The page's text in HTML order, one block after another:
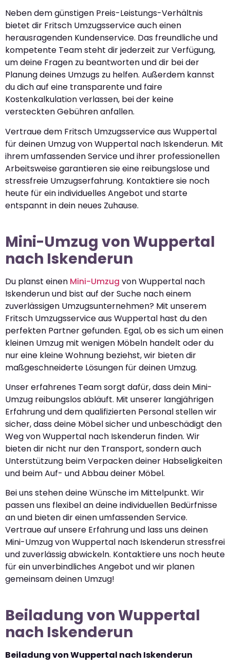
Neben dem günstigen Preis-Leistungs-Verhältnis
bietet dir Fritsch Umzugsservice auch einen
herausragenden Kundenservice. Das freundliche und
kompetente Team steht dir jederzeit zur Verfügung,
um deine Fragen zu beantworten und dir bei der
Planung deines Umzugs zu helfen. Außerdem kannst
du dich auf eine transparente und faire
Kostenkalkulation verlassen, bei der keine
versteckten Gebühren anfallen.
Vertraue dem Fritsch Umzugsservice aus Wuppertal
für deinen Umzug von Wuppertal nach Iskenderun. Mit
ihrem umfassenden Service und ihrer professionellen
Arbeitsweise garantieren sie eine reibungslose und
stressfreie Umzugserfahrung. Kontaktiere sie noch
heute für ein individuelles Angebot und starte
entspannt in dein neues Zuhause.
Mini-Umzug von Wuppertal
nach Iskenderun
Du planst einen Mini-Umzug von Wuppertal nach
Iskenderun und bist auf der Suche nach einem
zuverlässigen Umzugsunternehmen? Mit unserem
Fritsch Umzugsservice aus Wuppertal hast du den
perfekten Partner gefunden. Egal, ob es sich um einen
kleinen Umzug mit wenigen Möbeln handelt oder du
nur eine kleine Wohnung beziehst, wir bieten dir
maßgeschneiderte Lösungen für deinen Umzug.
Unser erfahrenes Team sorgt dafür, dass dein Mini-
Umzug reibungslos abläuft. Mit unserer langjährigen
Erfahrung und dem qualifizierten Personal stellen wir
sicher, dass deine Möbel sicher und unbeschädigt den
Weg von Wuppertal nach Iskenderun finden. Wir
bieten dir nicht nur den Transport, sondern auch
Unterstützung beim Verpacken deiner Habseligkeiten
und beim Auf- und Abbau deiner Möbel.
Bei uns stehen deine Wünsche im Mittelpunkt. Wir
passen uns flexibel an deine individuellen Bedürfnisse
an und bieten dir einen umfassenden Service.
Vertraue auf unsere Erfahrung und lass uns deinen
Mini-Umzug von Wuppertal nach Iskenderun stressfrei
und zuverlässig abwickeln. Kontaktiere uns noch heute
für ein unverbindliches Angebot und wir planen
gemeinsam deinen Umzug!
Beiladung von Wuppertal
nach Iskenderun
Beiladung von Wuppertal nach Iskenderun